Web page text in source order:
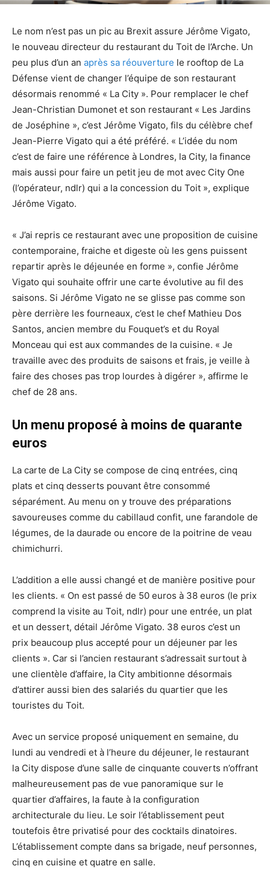
Le nom n’est pas un pic au Brexit assure Jérôme Vigato,
le nouveau directeur du restaurant du Toit de l’Arche. Un
peu plus d’un an après sa réouverture le rooftop de La
Défense vient de changer l’équipe de son restaurant
désormais renommé « La City ». Pour remplacer le chef
Jean-Christian Dumonet et son restaurant « Les Jardins
de Joséphine », c’est Jérôme Vigato, fils du célèbre chef
Jean-Pierre Vigato qui a été préféré. « L’idée du nom
c’est de faire une référence à Londres, la City, la finance
mais aussi pour faire un petit jeu de mot avec City One
(l’opérateur, ndlr) qui a la concession du Toit », explique
Jérôme Vigato.
« J’ai repris ce restaurant avec une proposition de cuisine
contemporaine, fraiche et digeste où les gens puissent
repartir après le déjeunée en forme », confie Jérôme
Vigato qui souhaite offrir une carte évolutive au fil des
saisons. Si Jérôme Vigato ne se glisse pas comme son
père derrière les fourneaux, c’est le chef Mathieu Dos
Santos, ancien membre du Fouquet’s et du Royal
Monceau qui est aux commandes de la cuisine. « Je
travaille avec des produits de saisons et frais, je veille à
faire des choses pas trop lourdes à digérer », affirme le
chef de 28 ans.
Un menu proposé à moins de quarante
euros
La carte de La City se compose de cinq entrées, cinq
plats et cinq desserts pouvant être consommé
séparément. Au menu on y trouve des préparations
savoureuses comme du cabillaud confit, une farandole de
légumes, de la daurade ou encore de la poitrine de veau
chimichurri.
L’addition a elle aussi changé et de manière positive pour
les clients. « On est passé de 50 euros à 38 euros (le prix
comprend la visite au Toit, ndlr) pour une entrée, un plat
et un dessert, détail Jérôme Vigato. 38 euros c’est un
prix beaucoup plus accepté pour un déjeuner par les
clients ». Car si l’ancien restaurant s’adressait surtout à
une clientèle d’affaire, la City ambitionne désormais
d’attirer aussi bien des salariés du quartier que les
touristes du Toit.
Avec un service proposé uniquement en semaine, du
lundi au vendredi et à l’heure du déjeuner, le restaurant
la City dispose d’une salle de cinquante couverts n’offrant
malheureusement pas de vue panoramique sur le
quartier d’affaires, la faute à la configuration
architecturale du lieu. Le soir l’établissement peut
toutefois être privatisé pour des cocktails dinatoires.
L’établissement compte dans sa brigade, neuf personnes,
cinq en cuisine et quatre en salle.